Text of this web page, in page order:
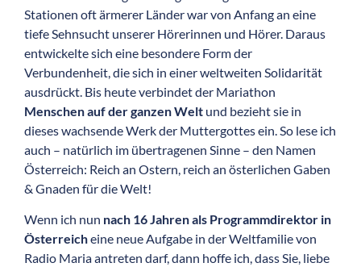
Stationen oft ärmerer Länder war von Anfang an eine
tiefe Sehnsucht unserer Hörerinnen und Hörer. Daraus
entwickelte sich eine besondere Form der
Verbundenheit, die sich in einer weltweiten Solidarität
ausdrückt. Bis heute verbindet der Mariathon
Menschen auf der ganzen Welt und bezieht sie in
dieses wachsende Werk der Muttergottes ein. So lese ich
auch – natürlich im übertragenen Sinne – den Namen
Österreich: Reich an Ostern, reich an österlichen Gaben
& Gnaden für die Welt!
Wenn ich nun nach 16 Jahren als Programmdirektor in
Österreicheine neue Aufgabe in der Weltfamilie von
Radio Maria antreten darf, dann hoffe ich, dass Sie, liebe